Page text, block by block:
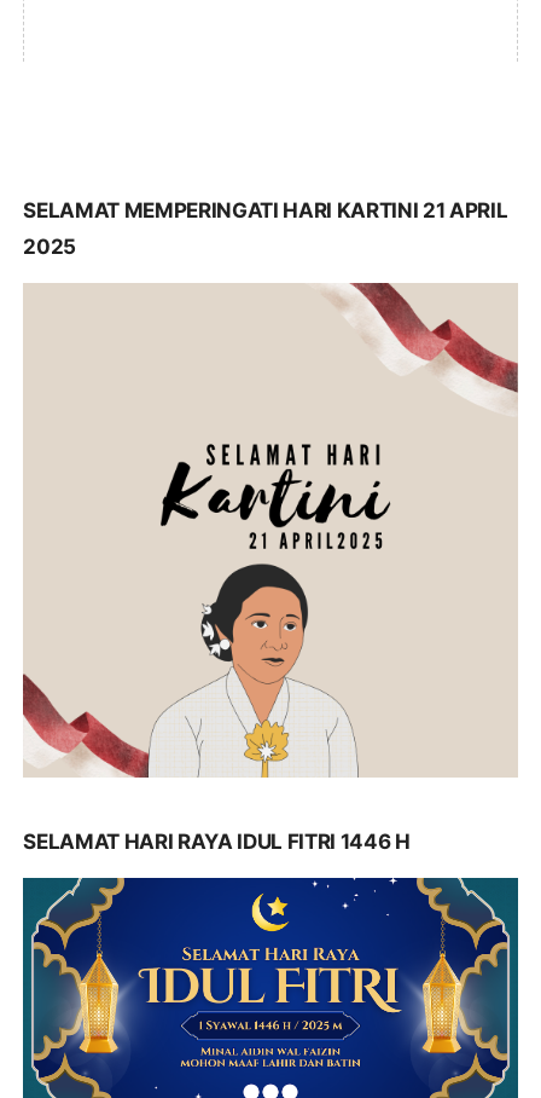
SELAMAT MEMPERINGATI HARI KARTINI 21 APRIL
2025
SELAMAT HARI RAYA IDUL FITRI 1446 H